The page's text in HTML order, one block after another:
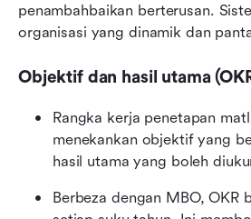
penambahbaikan berterusan.
organisasi yang dinamik dan
Objektif dan hasil utama
Rangka kerja penetapan
menekankan objektif yang
hasil utama yang boleh
Berbeza dengan MBO, OKR